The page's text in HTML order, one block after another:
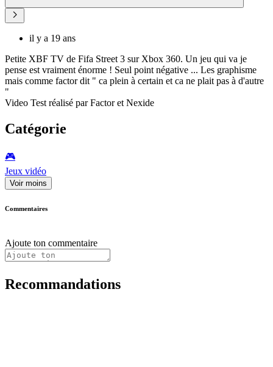
il y a 19 ans
Petite XBF TV de Fifa Street 3 sur Xbox 360. Un jeu qui va je
pense est vraiment énorme ! Seul point négative ... Les graphisme
mais comme factor dit " ca plein à certain et ca ne plait pas à d'autre
"
Video Test réalisé par Factor et Nexide
Catégorie
🎮️
Jeux vidéo
Voir moins
Commentaires
Ajoute ton commentaire
Recommandations